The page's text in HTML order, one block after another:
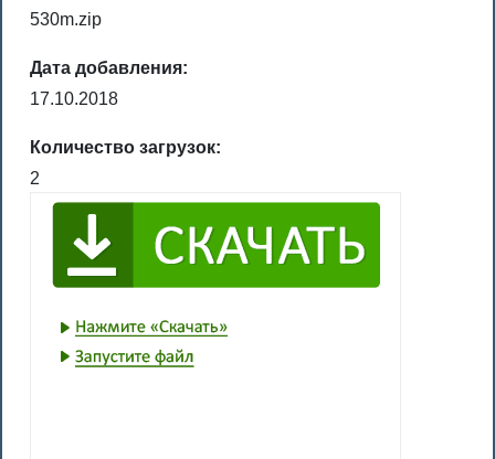
530m.zip
Дата добавления:
17.10.2018
Количество загрузок:
2